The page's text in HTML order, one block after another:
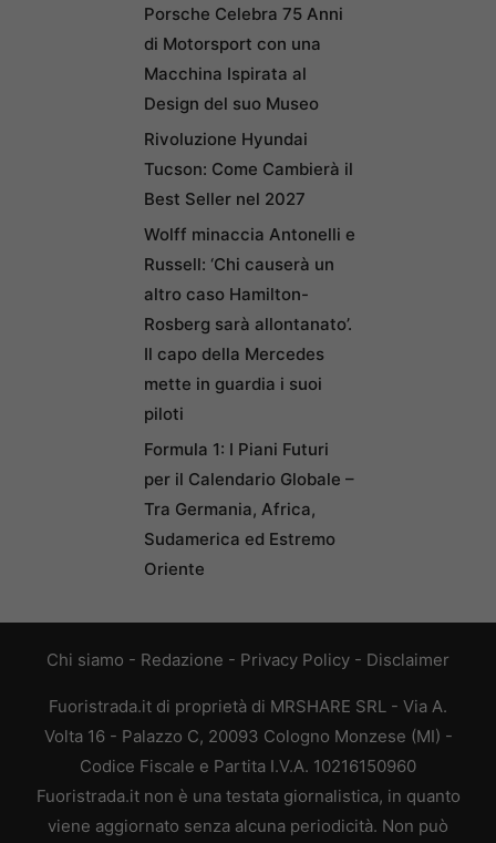
Porsche Celebra 75 Anni
di Motorsport con una
Macchina Ispirata al
Design del suo Museo
Rivoluzione Hyundai
Tucson: Come Cambierà il
Best Seller nel 2027
Wolff minaccia Antonelli e
Russell: ‘Chi causerà un
altro caso Hamilton-
Rosberg sarà allontanato’.
Il capo della Mercedes
mette in guardia i suoi
piloti
Formula 1: I Piani Futuri
per il Calendario Globale –
Tra Germania, Africa,
Sudamerica ed Estremo
Oriente
Chi siamo - Redazione - Privacy Policy - Disclaimer
Fuoristrada.it di proprietà di MRSHARE SRL - Via A.
Volta 16 - Palazzo C, 20093 Cologno Monzese (MI) -
Codice Fiscale e Partita I.V.A. 10216150960
Fuoristrada.it non è una testata giornalistica, in quanto
viene aggiornato senza alcuna periodicità. Non può